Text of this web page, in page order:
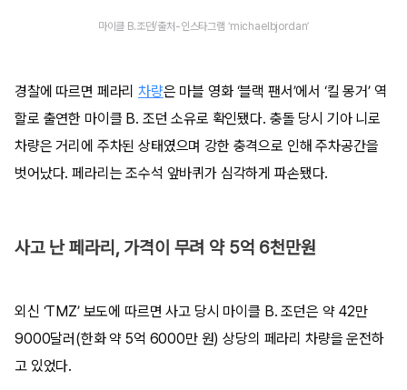
마이클 B.조던/출처-인스타그램 ‘michaelbjordan’
경찰에 따르면 페라리차량은 마블 영화 ‘블랙 팬서’에서 ‘킬 몽거’ 역
할로 출연한 마이클 B. 조던 소유로 확인됐다. 충돌 당시 기아 니로
차량은 거리에 주차된 상태였으며 강한 충격으로 인해 주차공간을
벗어났다. 페라리는 조수석 앞바퀴가 심각하게 파손됐다.
사고 난 페라리, 가격이 무려 약 5억 6천만원
외신 ‘TMZ’ 보도에 따르면 사고 당시 마이클 B. 조던은 약 42만
9000달러(한화 약 5억 6000만 원) 상당의 페라리 차량을 운전하
고 있었다.